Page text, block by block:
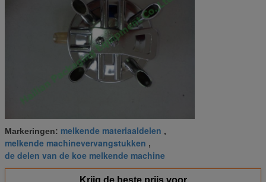
Markeringen: melkende materiaaldelen ,
melkende machinevervangstukken ,
de delen van de koe melkende machine
Krijg de beste prijs voor